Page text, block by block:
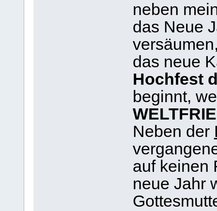
neben
das Neue
das neue
Hochfest
beginnt,
Neben der
auf keinen
neue Jahr